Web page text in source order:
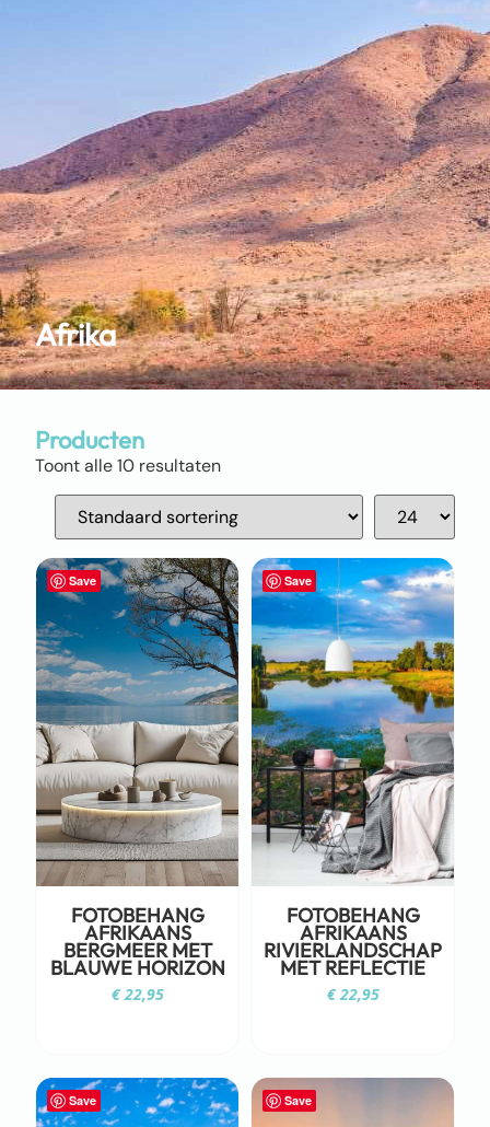
Afrika
Producten
Toont alle 10 resultaten
Save
FOTOBEHANG
AFRIKAANS
BERGMEER MET
BLAUWE HORIZON
€22,95
Save
FOTOBEHANG
AFRIKAANS
RIVIERLANDSCHAP
MET REFLECTIE
€22,95
Save Save